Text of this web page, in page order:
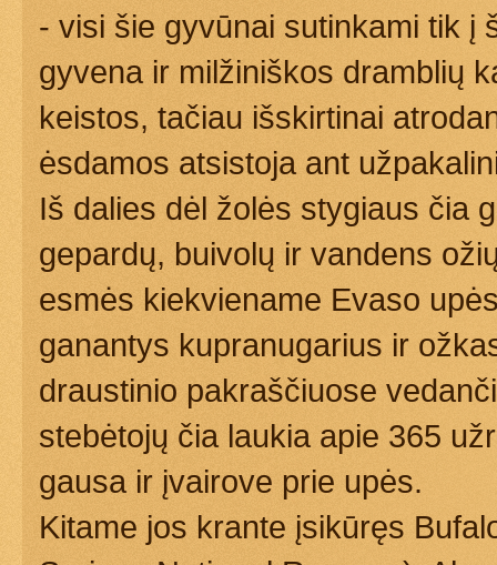
- visi šie gyvūnai sutinkami tik į
gyvena ir milžiniškos dramblių
keistos, tačiau išskirtinai
ėsdamos atsistoja ant
Iš dalies dėl žolės stygiaus čia
gepardų, buivolų ir vandens
esmės kiekviename Evaso
ganantys kupranugarius ir
draustinio pakraščiuose
stebėtojų čia laukia apie 365
gausa ir įvairove prie upės.
Kitame jos krante įsikūręs